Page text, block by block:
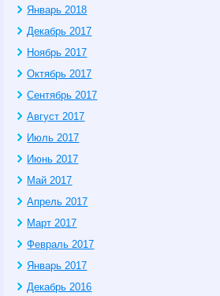
Январь 2018
Декабрь 2017
Ноябрь 2017
Октябрь 2017
Сентябрь 2017
Август 2017
Июль 2017
Июнь 2017
Май 2017
Апрель 2017
Март 2017
Февраль 2017
Январь 2017
Декабрь 2016